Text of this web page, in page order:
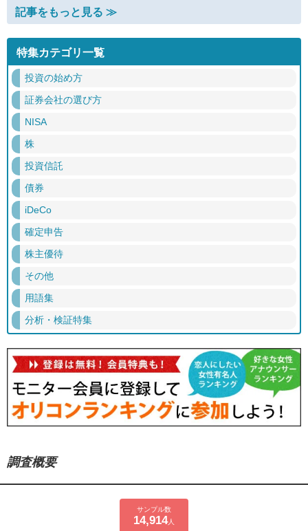
記事をもっと見る ≫
特集カテゴリ一覧
投資の始め方
証券会社の選び方
NISA
株
投資信託
債券
iDeCo
確定申告
株主優待
その他
用語集
分析・検証特集
調査概要
サンプル数
14,914人